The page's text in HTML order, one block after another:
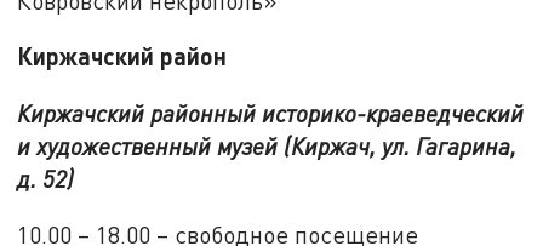
Киржачский район
Киржачский районный историко-краеведческий
и художественный музей (Киржач, ул. Гагарина,
д. 52)
10.00 – 18.00 – свободное посещение